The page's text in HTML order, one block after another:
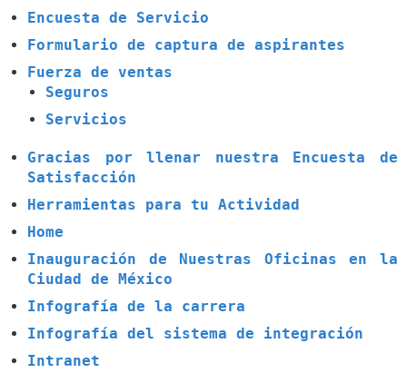
Encuesta de Servicio
Formulario de captura de aspirantes
Fuerza de ventas
Seguros
Servicios
Gracias por llenar nuestra Encuesta de
Satisfacción
Herramientas para tu Actividad
Home
Inauguración de Nuestras Oficinas en la
Ciudad de México
Infografía de la carrera
Infografía del sistema de integración
Intranet